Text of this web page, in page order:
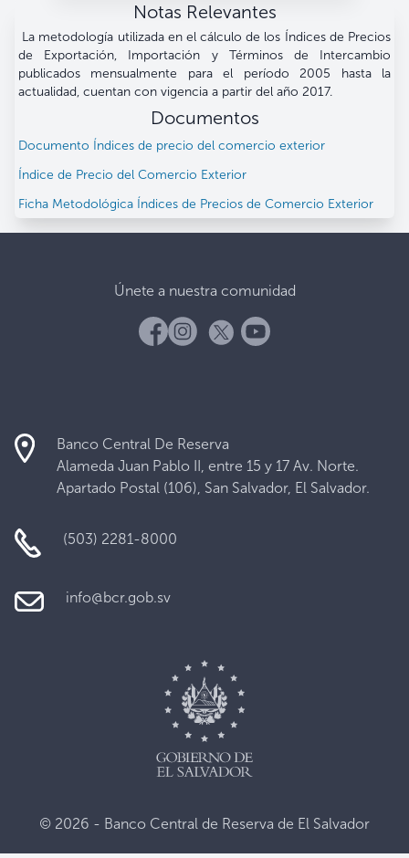
Notas Relevantes
La metodología utilizada en el cálculo de los Índices de Precios
de Exportación, Importación y Términos de Intercambio
publicados mensualmente para el período 2005 hasta la
actualidad, cuentan con vigencia a partir del año 2017.
Documentos
Documento Índices de precio del comercio exterior
Índice de Precio del Comercio Exterior
Ficha Metodológica Índices de Precios de Comercio Exterior
Banco Central De Reserva
Alameda Juan Pablo II, entre 15 y 17 Av. Norte.
Apartado Postal (106), San Salvador, El Salvador.
(503) 2281-8000
info@bcr.gob.sv
Únete a nuestra comunidad
© 2026 - Banco Central de Reserva de El Salvador